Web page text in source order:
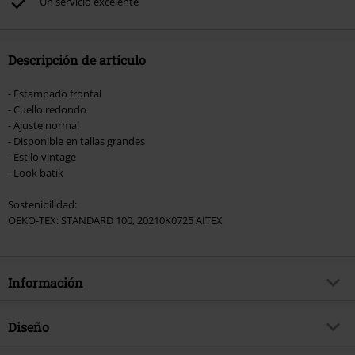
Hosen, Metality, Funko Pop!, vales regalo y artículos que incluyan una
Descripción de artículo
- Estampado frontal
- Cuello redondo
- Ajuste normal
- Disponible en tallas grandes
- Estilo vintage
- Look batik
Sostenibilidad:
OEKO-TEX: STANDARD 100, 20210K0725 AITEX
Información
Artículo no.
Diseño